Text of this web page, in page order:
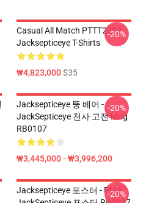
Casual All Match PTTT2304
Jacksepticeye T-Shirts
₩4,823,000$35
-20%
Jacksepticeye 뚱 베어 -
JackSepticeye 천사 고전 Mug
RB0107
₩3,445,000 - ₩3,996,200
-20%
Jacksepticeye 포스터 - PMA
-20%